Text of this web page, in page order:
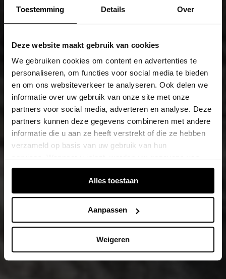
Toestemming Details Over
Deze website maakt gebruik van cookies
We gebruiken cookies om content en advertenties te
personaliseren, om functies voor social media te bieden
en om ons websiteverkeer te analyseren. Ook delen we
informatie over uw gebruik van onze site met onze
partners voor social media, adverteren en analyse. Deze
partners kunnen deze gegevens combineren met andere
informatie die u aan ze heeft verstrekt of die ze hebben
verzameld op basis van uw gebruik van hun
verschillende apparaten of browsers samengevoegd via
de extra verwerkte login-ID.Alles toestaan
Aanpassen
Weigeren